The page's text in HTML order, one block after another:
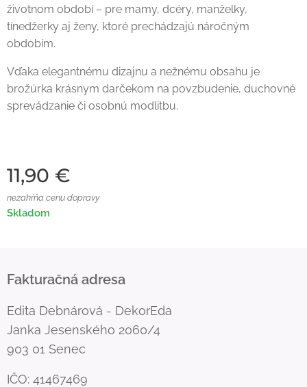
životnom období – pre mamy, dcéry, manželky,
tínedžerky aj ženy, ktoré prechádzajú náročným
obdobím.
Vďaka elegantnému dizajnu a nežnému obsahu je
brožúrka krásnym darčekom na povzbudenie, duchovné
sprevádzanie či osobnú modlitbu.
11,90 €
nezahŕňa cenu dopravy
Skladom
Fakturačná adresa
Edita Debnárová - DekorEda
Janka Jesenského 2060/4
903 01 Senec
IČO: 41467469